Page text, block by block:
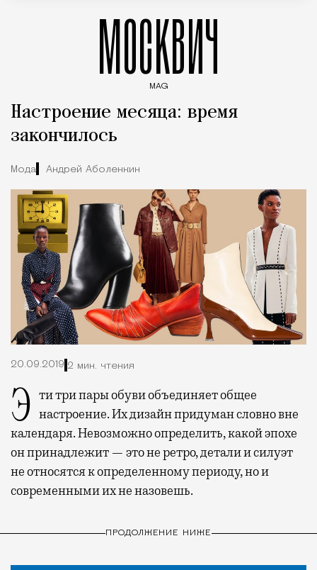
МОСКВИЧ
MAG
Настроение месяца: время
закончилось
Мода Андрей Аболенкин
20.09.2019 2 мин. чтения
Эти три пары обуви объединяет общее настроение. Их дизайн придуман словно вне
календаря. Невозможно определить, какой эпохе
он принадлежит — это не ретро, детали и силуэт
не относятся к определенному периоду, но и
современными их не назовешь.
ПРОДОЛЖЕНИЕ НИЖЕ